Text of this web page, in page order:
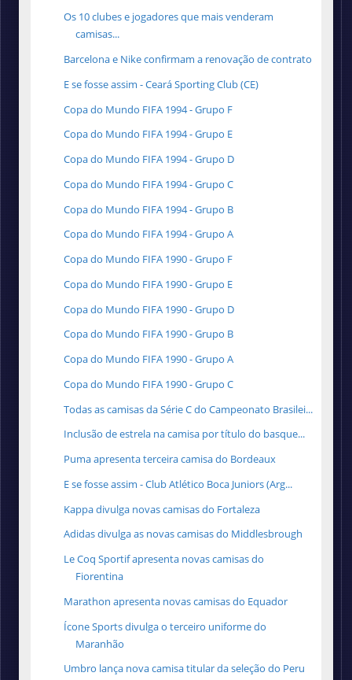
Os 10 clubes e jogadores que mais venderam
camisas...
Barcelona e Nike confirmam a renovação de contrato
E se fosse assim - Ceará Sporting Club (CE)
Copa do Mundo FIFA 1994 - Grupo F
Copa do Mundo FIFA 1994 - Grupo E
Copa do Mundo FIFA 1994 - Grupo D
Copa do Mundo FIFA 1994 - Grupo C
Copa do Mundo FIFA 1994 - Grupo B
Copa do Mundo FIFA 1994 - Grupo A
Copa do Mundo FIFA 1990 - Grupo F
Copa do Mundo FIFA 1990 - Grupo E
Copa do Mundo FIFA 1990 - Grupo D
Copa do Mundo FIFA 1990 - Grupo B
Copa do Mundo FIFA 1990 - Grupo A
Copa do Mundo FIFA 1990 - Grupo C
Todas as camisas da Série C do Campeonato Brasilei...
Inclusão de estrela na camisa por título do basque...
Puma apresenta terceira camisa do Bordeaux
E se fosse assim - Club Atlético Boca Juniors (Arg...
Kappa divulga novas camisas do Fortaleza
Adidas divulga as novas camisas do Middlesbrough
Le Coq Sportif apresenta novas camisas do
Fiorentina
Marathon apresenta novas camisas do Equador
Ícone Sports divulga o terceiro uniforme do
Maranhão
Umbro lança nova camisa titular da seleção do Peru